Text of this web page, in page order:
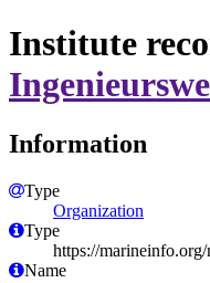
Institute
Information
Type
Organization
Type
https://
Name